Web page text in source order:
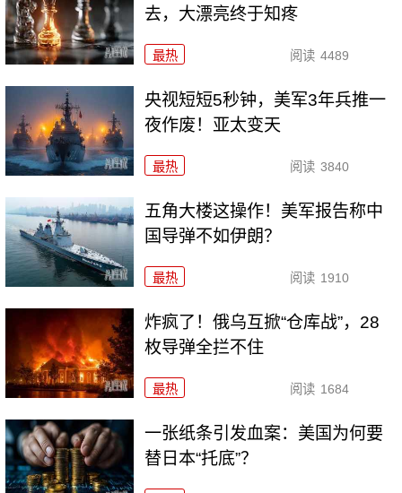
去，大漂亮终于知疼
最热 阅读 4489
央视短短5秒钟，美军3年兵推一
夜作废！亚太变天
最热 阅读 3840
五角大楼这操作！美军报告称中
国导弹不如伊朗？
最热 阅读 1910
炸疯了！俄乌互掀“仓库战”，28
枚导弹全拦不住
最热 阅读 1684
一张纸条引发血案：美国为何要
替日本“托底”？